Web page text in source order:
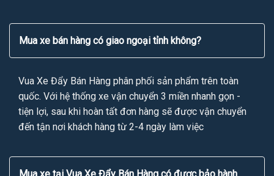
Mua xe bán hàng có giao ngoại tỉnh không?
Vua Xe Đẩy Bán Hàng phân phối sản phẩm trên toàn
quốc. Với hệ thống xe vận chuyển 3 miền nhanh gọn -
tiện lợi, sau khi hoàn tất đơn hàng sẽ được vận chuyển
đến tận nơi khách hàng từ 2-4 ngày làm việc
Mua xe tại Vua Xe Đẩy Bán Hàng có được bảo hành